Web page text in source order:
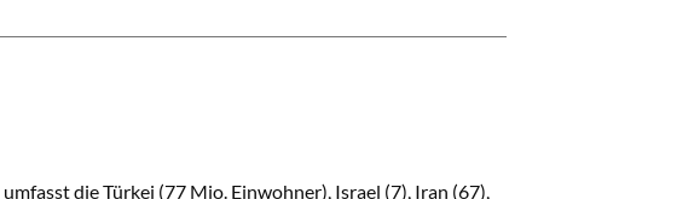
die Türkei (77 Mio. Einwohner), Israel (7), Iran (67),